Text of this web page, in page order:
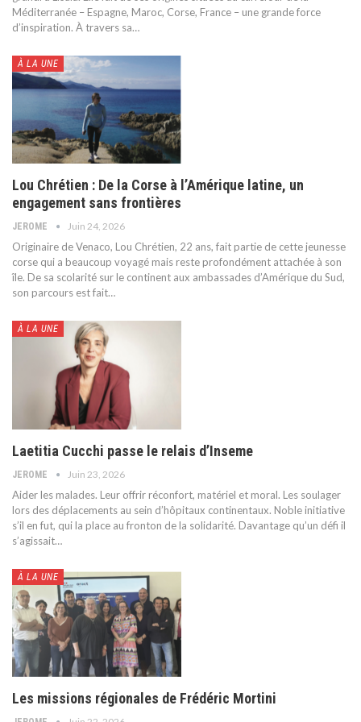
Méditerranée – Espagne, Maroc, Corse, France – une grande force
d’inspiration. À travers sa…
À LA UNE
Lou Chrétien : De la Corse à l’Amérique latine, un
engagement sans frontières
JEROME Juin 24, 2026
Originaire de Venaco, Lou Chrétien, 22 ans, fait partie de cette jeunesse
corse qui a beaucoup voyagé mais reste profondément attachée à son
île. De sa scolarité sur le continent aux ambassades d’Amérique du Sud,
son parcours est fait…
À LA UNE
Laetitia Cucchi passe le relais d’Inseme
JEROME Juin 23, 2026
Aider les malades. Leur offrir réconfort, matériel et moral. Les soulager
lors des déplacements au sein d’hôpitaux continentaux. Noble initiative
s’il en fut, qui la place au fronton de la solidarité. Davantage qu’un défi il
s’agissait…
À LA UNE
Les missions régionales de Frédéric Mortini